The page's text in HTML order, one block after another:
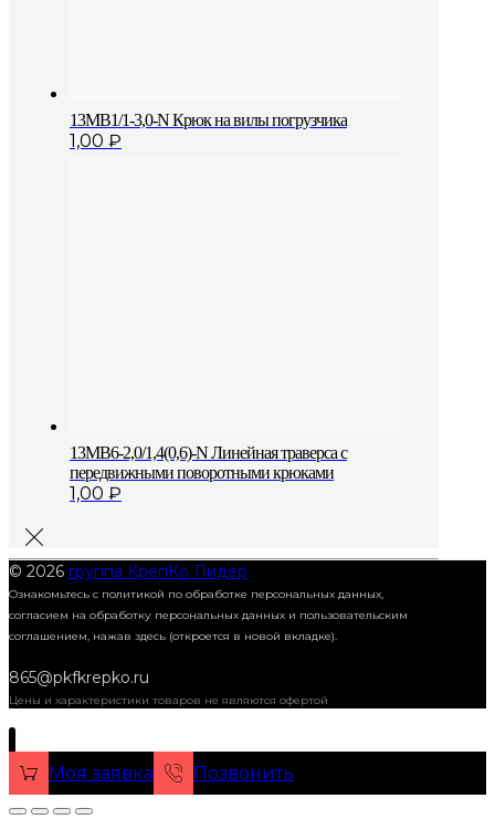
13MB1/1-3,0-N Крюк на вилы погрузчика
1,00 ₽
13MB6-2,0/1,4(0,6)-N Линейная траверса с
передвижными поворотными крюками
1,00 ₽
© 2026 группа КрепКо Лидер
Ознакомьтесь с политикой по обработке персональных данных,
согласием на обработку персональных данных и пользовательским
соглашением, нажав здесь (откроется в новой вкладке).
865@pkfkrepko.ru
Цены и характеристики товаров не являются офертой
Моя заявка Позвонить